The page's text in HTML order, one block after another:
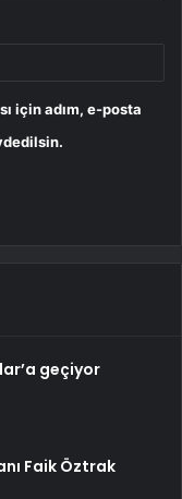
için adım, e-posta
geçiyor
Faik Öztrak